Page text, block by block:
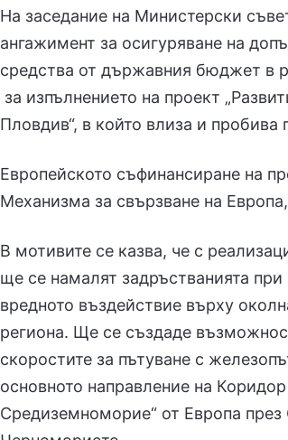
На заседание на Министерски
ангажимент за осигуряване на
средства от държавния бюджет в
за изпълнението на проект
Пловдив“, в който влиза и пробива
Европейското съфинансиране на
Механизма за свързване на Европа,
В мотивите се казва, че с
ще се намалят задръстванията
вредното въздействие върху
региона. Ще се създаде
скоростите за пътуване с
основното направление на
Средиземноморие“ от Европа